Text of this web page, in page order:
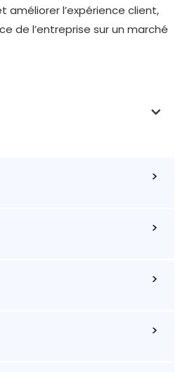
améliorer l’expérience client,
de l’entreprise sur un marché